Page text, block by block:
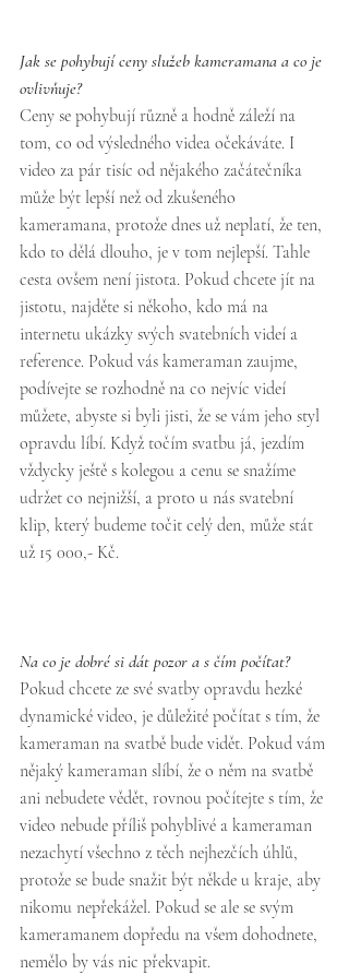
Jak se pohybují ceny služeb kameramana a co je
ovlivňuje?
Ceny se pohybují různě a hodně záleží na
tom, co od výsledného videa očekáváte. I
video za pár tisíc od nějakého začátečníka
může být lepší než od zkušeného
kameramana, protože dnes už neplatí, že ten,
kdo to dělá dlouho, je v tom nejlepší. Tahle
cesta ovšem není jistota. Pokud chcete jít na
jistotu, najděte si někoho, kdo má na
internetu ukázky svých svatebních videí a
reference. Pokud vás kameraman zaujme,
podívejte se rozhodně na co nejvíc videí
můžete, abyste si byli jisti, že se vám jeho styl
opravdu líbí. Když točím svatbu já, jezdím
vždycky ještě s kolegou a cenu se snažíme
udržet co nejnižší, a proto u nás svatební
klip, který budeme točit celý den, může stát
už 15 000,- Kč.
Na co je dobré si dát pozor a s čím počítat?
Pokud chcete ze své svatby opravdu hezké
dynamické video, je důležité počítat s tím, že
kameraman na svatbě bude vidět. Pokud vám
nějaký kameraman slíbí, že o něm na svatbě
ani nebudete vědět, rovnou počítejte s tím, že
video nebude příliš pohyblivé a kameraman
nezachytí všechno z těch nejhezčích úhlů,
protože se bude snažit být někde u kraje, aby
nikomu nepřekážel. Pokud se ale se svým
kameramanem dopředu na všem dohodnete,
nemělo by vás nic překvapit.